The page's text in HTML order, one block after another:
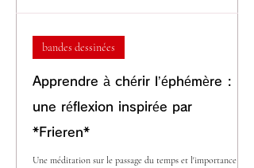
Apprendre à chérir l’éphémère :
une réflexion inspirée par
*Frieren*
Une méditation sur le passage du temps et l'importance des
bandes dessinées